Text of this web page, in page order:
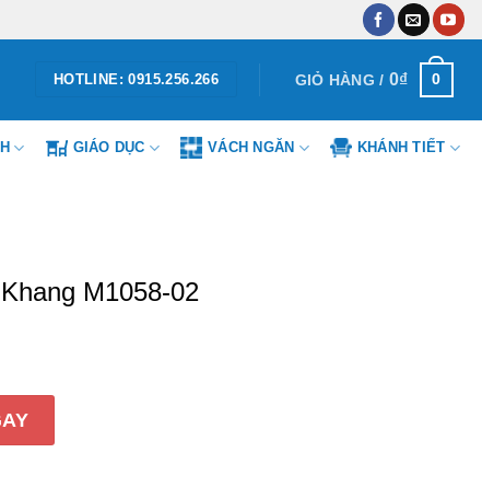
HOTLINE: 0915.256.266 GIỎ HÀNG / 0₫ 0
GIÁO DỤC VÁCH NGĂN KHÁNH TIẾT
M1058-02